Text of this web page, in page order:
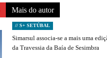
Mais do autor
// S+ SETÚBAL
Simarsul associa-se a mais uma
da Travessia da Baía de Sesimbra